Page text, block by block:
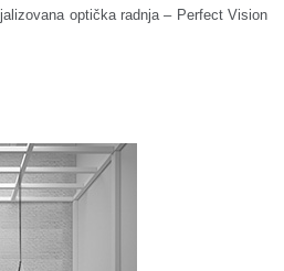
optička radnja – Perfect Vision